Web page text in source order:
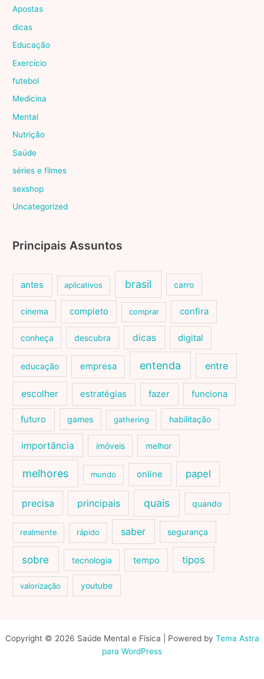
Apostas
dicas
Educação
Exercício
futebol
Medicina
Mental
Nutrição
Saúde
séries e filmes
sexshop
Uncategorized
Principais Assuntos
antes aplicativos brasil carro
cinema completo comprar confira
conheça descubra dicas digital
educação empresa entenda entre
escolher estratégias fazer funciona
futuro games gathering habilitação
importância imóveis melhor
melhores mundo online papel
precisa principais quais quando
realmente rápido saber segurança
sobre tecnologia tempo tipos
valorização youtube
Copyright © 2026 Saúde Mental e Física | Powered by Tema Astra
para WordPress